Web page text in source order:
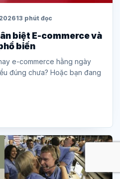
13 phút đọc
biệt E-commerce và
biến
e-commerce hằng ngày
đúng chưa? Hoặc bạn đang